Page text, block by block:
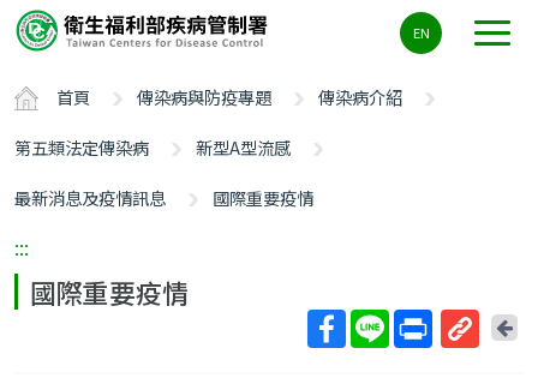
要
容
ALT+C
EN
首頁 傳染病與防疫專題
傳染病介紹
第五類法定傳染病
新型A型流感
最新消息及疫情訊息
國際重要疫情
:::
國際重要疫情
回